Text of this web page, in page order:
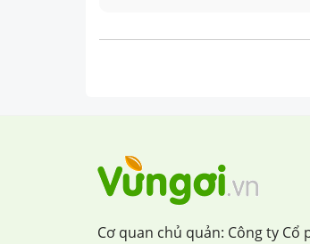
Cơ quan chủ quản: Công ty Cổ